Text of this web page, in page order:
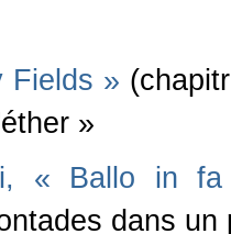
Fields »
»
« Ballo in
dans un